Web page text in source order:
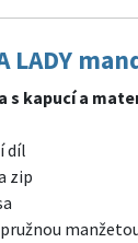
LADY
s kapucí a
díl
zip